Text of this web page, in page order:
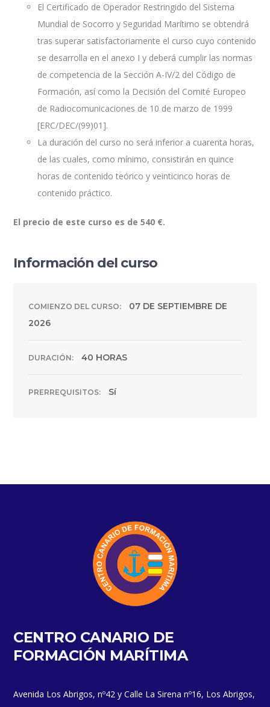
El Certificado de Operador Restringido del Sistema
Mundial de Socorro y Seguridad Marítimo se obtendrá
tras superar satisfactoriamente el curso cuyo contenido
se desarrolla en el anexo I y deberá cumplir las normas
de competencia de la Sección A-IV/2 del Código de
Formación, así como la Decisión del Comité Europeo
de Radiocomunicaciones de 10 de marzo de 1999
[ERC/DEC/(99)01].
La duración del curso no será inferior a cuarenta horas,
de las cuales, como mínimo, consistirán en quince
horas de contenido teórico y veinticinco horas de
contenido práctico.
El precio de este curso es de 540 €.
Información del curso
COMIENZO DEL CURSO:
07 DE SEPTIEMBRE DE
2026
DURACIÓN: 40 HORAS
PRERREQUISITOS: Sí
CENTRO CANARIO DE
FORMACIÓN MARÍTIMA
Avenida Los Abrigos, nº42 y Calle La Sirena nº16, Los Abrigos,